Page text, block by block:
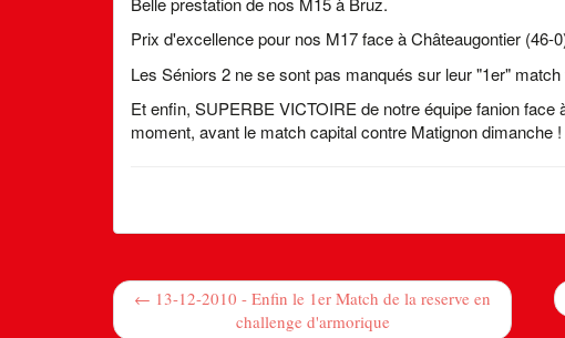
Prix d'excellence pour nos M17 face à Châteaugontier (46-
Les Séniors 2 ne se sont pas manqués sur leur "1er"
Et enfin, SUPERBE VICTOIRE de notre équipe fanion
moment, avant le match capital contre Matignon dimanche
← 13-12-2010 - Enfin le 1er Match de la reserve en
challenge d'armorique